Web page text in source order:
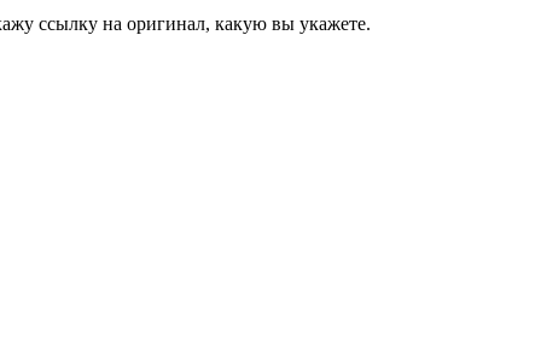
ссылку на оригинал, какую вы укажете.